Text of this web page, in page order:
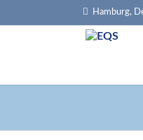
Hamburg,